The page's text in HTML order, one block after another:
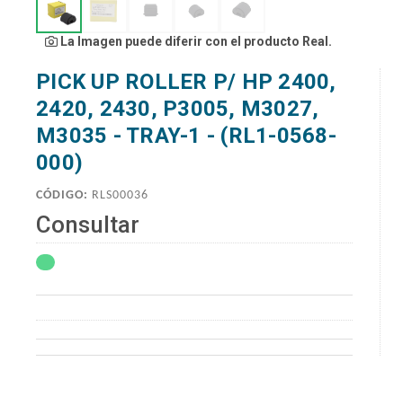
La Imagen puede diferir con el producto Real.
PICK UP ROLLER P/ HP 2400,
2420, 2430, P3005, M3027,
M3035 - TRAY-1 - (RL1-0568-
000)
CÓDIGO: RLS00036
Consultar